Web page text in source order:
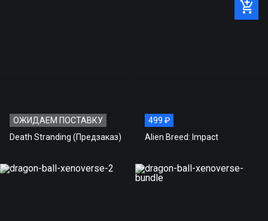
МЕСТО НА ДИСКЕ: 72 ГБ
ОЖИДАЕМ ПОСТАВКУ
Death Stranding (Предзаказ)
499 ₽
Alien Breed: Impact